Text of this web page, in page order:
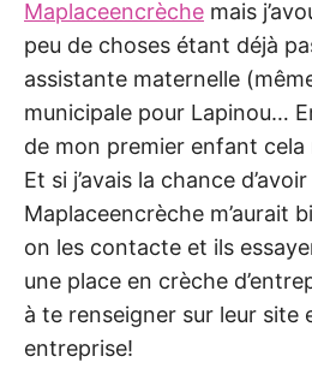
Maplaceencrèche mais
peu de choses étant déjà
assistante maternelle
municipale pour Lapinou…
de mon premier enfant cela
Et si j’avais la chance
Maplaceencrèche m’aurait
on les contacte et ils
une place en crèche
à te renseigner sur leur site
entreprise!